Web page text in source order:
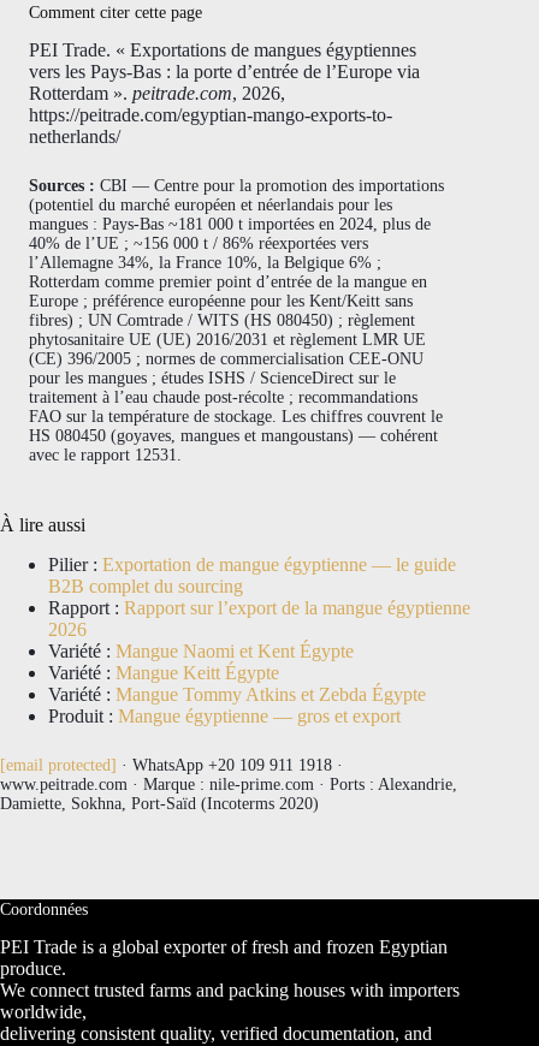
Comment citer cette page
PEI Trade. « Exportations de mangues égyptiennes
vers les Pays-Bas : la porte d’entrée de l’Europe via
Rotterdam ». peitrade.com, 2026,
https://peitrade.com/egyptian-mango-exports-to-
netherlands/
Sources : CBI — Centre pour la promotion des importations
(potentiel du marché européen et néerlandais pour les
mangues : Pays-Bas ~181 000 t importées en 2024, plus de
40% de l’UE ; ~156 000 t / 86% réexportées vers
l’Allemagne 34%, la France 10%, la Belgique 6% ;
Rotterdam comme premier point d’entrée de la mangue en
Europe ; préférence européenne pour les Kent/Keitt sans
fibres) ; UN Comtrade / WITS (HS 080450) ; règlement
phytosanitaire UE (UE) 2016/2031 et règlement LMR UE
(CE) 396/2005 ; normes de commercialisation CEE-ONU
pour les mangues ; études ISHS / ScienceDirect sur le
traitement à l’eau chaude post-récolte ; recommandations
FAO sur la température de stockage. Les chiffres couvrent le
HS 080450 (goyaves, mangues et mangoustans) — cohérent
avec le rapport 12531.
À lire aussi
Pilier : Exportation de mangue égyptienne — le guide
B2B complet du sourcing
Rapport : Rapport sur l’export de la mangue égyptienne
2026
Variété : Mangue Naomi et Kent Égypte
Variété : Mangue Keitt Égypte
Variété : Mangue Tommy Atkins et Zebda Égypte
Produit : Mangue égyptienne — gros et export
[email protected] · WhatsApp +20 109 911 1918 ·
www.peitrade.com · Marque : nile-prime.com · Ports : Alexandrie,
Damiette, Sokhna, Port-Saïd (Incoterms 2020)
Coordonnées
PEI Trade is a global exporter of fresh and frozen Egyptian
produce.
We connect trusted farms and packing houses with importers
worldwide,
delivering consistent quality, verified documentation, and